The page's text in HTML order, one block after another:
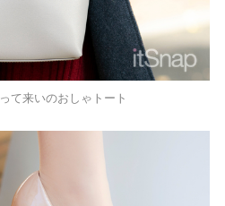
て来いのおしゃトート